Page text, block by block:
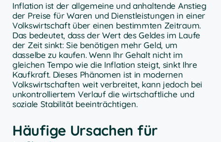
Inflation ist der allgemeine und anhaltende Anstieg
der Preise für Waren und Dienstleistungen in einer
Volkswirtschaft über einen bestimmten Zeitraum.
Das bedeutet, dass der Wert des Geldes im Laufe
der Zeit sinkt: Sie benötigen mehr Geld, um
dasselbe zu kaufen. Wenn Ihr Gehalt nicht im
gleichen Tempo wie die Inflation steigt, sinkt Ihre
Kaufkraft. Dieses Phänomen ist in modernen
Volkswirtschaften weit verbreitet, kann jedoch bei
unkontrolliertem Verlauf die wirtschaftliche und
soziale Stabilität beeinträchtigen.
Häufige Ursachen für